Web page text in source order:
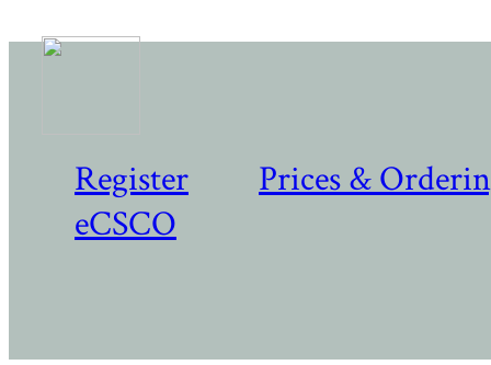
Register
Prices &
eCSCO